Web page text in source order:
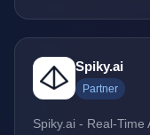
Spiky.ai
Partner
Spiky.ai - Real-Time